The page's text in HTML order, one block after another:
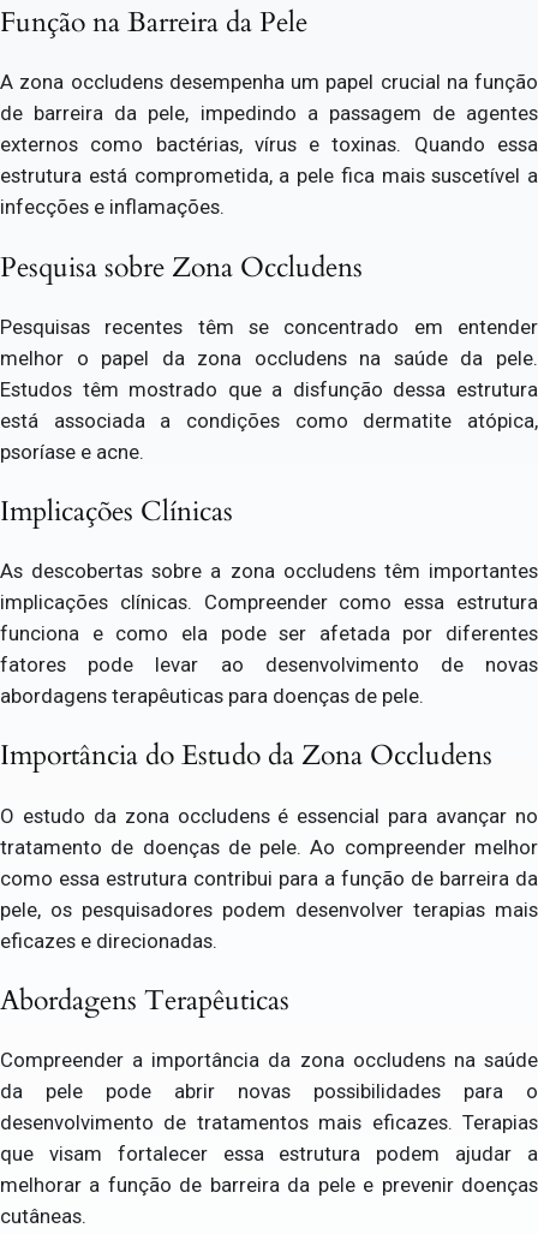
Função na Barreira da Pele
A zona occludens desempenha um papel crucial na função
de barreira da pele, impedindo a passagem de agentes
externos como bactérias, vírus e toxinas. Quando essa
estrutura está comprometida, a pele fica mais suscetível a
infecções e inflamações.
Pesquisa sobre Zona Occludens
Pesquisas recentes têm se concentrado em entender
melhor o papel da zona occludens na saúde da pele.
Estudos têm mostrado que a disfunção dessa estrutura
está associada a condições como dermatite atópica,
psoríase e acne.
Implicações Clínicas
As descobertas sobre a zona occludens têm importantes
implicações clínicas. Compreender como essa estrutura
funciona e como ela pode ser afetada por diferentes
fatores pode levar ao desenvolvimento de novas
abordagens terapêuticas para doenças de pele.
Importância do Estudo da Zona Occludens
O estudo da zona occludens é essencial para avançar no
tratamento de doenças de pele. Ao compreender melhor
como essa estrutura contribui para a função de barreira da
pele, os pesquisadores podem desenvolver terapias mais
eficazes e direcionadas.
Abordagens Terapêuticas
Compreender a importância da zona occludens na saúde
da pele pode abrir novas possibilidades para o
desenvolvimento de tratamentos mais eficazes. Terapias
que visam fortalecer essa estrutura podem ajudar a
melhorar a função de barreira da pele e prevenir doenças
cutâneas.